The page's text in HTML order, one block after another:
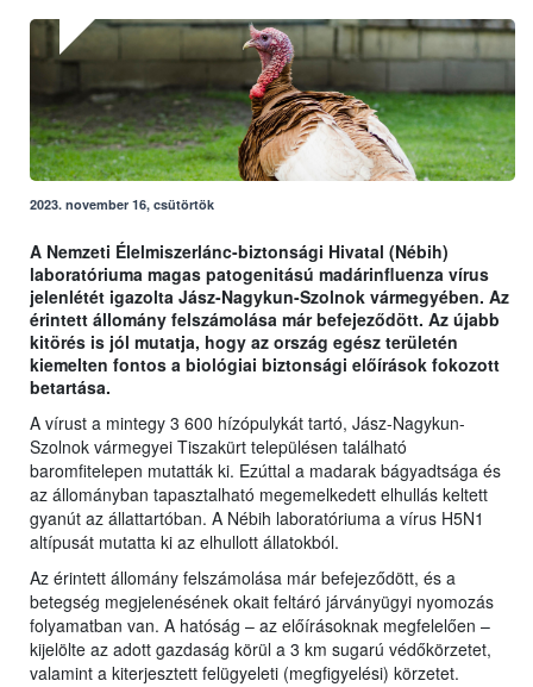
2023. november 16, csütörtök
A Nemzeti Élelmiszerlánc-biztonsági Hivatal (Nébih)
laboratóriuma magas patogenitású madárinfluenza vírus
jelenlétét igazolta Jász-Nagykun-Szolnok vármegyében. Az
érintett állomány felszámolása már befejeződött. Az újabb
kitörés is jól mutatja, hogy az ország egész területén
kiemelten fontos a biológiai biztonsági előírások fokozott
betartása.
A vírust a mintegy 3 600 hízópulykát tartó, Jász-Nagykun-
Szolnok vármegyei Tiszakürt településen található
baromfitelepen mutatták ki. Ezúttal a madarak bágyadtsága és
az állományban tapasztalható megemelkedett elhullás keltett
gyanút az állattartóban. A Nébih laboratóriuma a vírus H5N1
altípusát mutatta ki az elhullott állatokból.
Az érintett állomány felszámolása már befejeződött, és a
betegség megjelenésének okait feltáró járványügyi nyomozás
folyamatban van. A hatóság – az előírásoknak megfelelően –
kijelölte az adott gazdaság körül a 3 km sugarú védőkörzetet,
valamint a kiterjesztett felügyeleti (megfigyelési) körzetet.